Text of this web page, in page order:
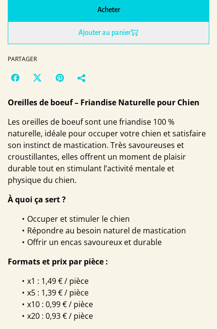
Acheter
Ajouter au panier
PARTAGER
Oreilles de boeuf – Friandise Naturelle pour Chien
Les oreilles de boeuf sont une friandise 100 %
naturelle, idéale pour occuper votre chien et satisfaire
son instinct de mastication. Très savoureuses et
croustillantes, elles offrent un moment de plaisir
durable tout en stimulant l’activité mentale et
physique du chien.
À quoi ça sert ?
Occuper et stimuler le chien
Répondre au besoin naturel de mastication
Offrir un encas savoureux et durable
Formats et prix par pièce :
x1 : 1,49 € / pièce
x5 : 1,39 € / pièce
x10 : 0,99 € / pièce
x20 : 0,93 € / pièce